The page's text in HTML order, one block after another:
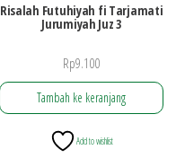
Risalah Futuhiyah fi Tarjamati
Jurumiyah Juz 3
Rp9.100
Tambah ke keranjang
Add to wishlist